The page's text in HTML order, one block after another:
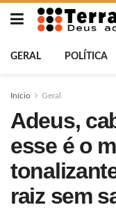
GERAL POLÍTICA
Início Geral
Adeus,
esse é o
raiz sem